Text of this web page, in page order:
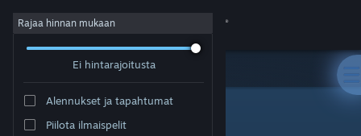
Kirjaudu sisään
Rajaa hinnan mukaan
Ei hintarajoitusta
Alennukset ja tapahtumat
Piilota ilmaispelit
Julkaisija: Charlie's Games